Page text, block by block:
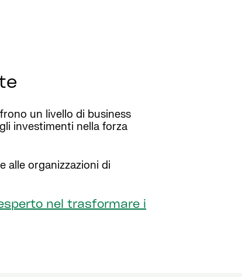
un livello di business
investimenti nella forza
alle organizzazioni di
nel trasformare i